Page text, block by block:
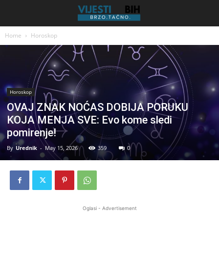
Home Horoskop
Horoskop
OVAJ ZNAK NOĆAS DOBIJA PORUKU
KOJA MENJA SVE: Evo kome sledi
pomirenje!
By Urednik - May 15, 2026 359 0
Oglasi - Advertisement